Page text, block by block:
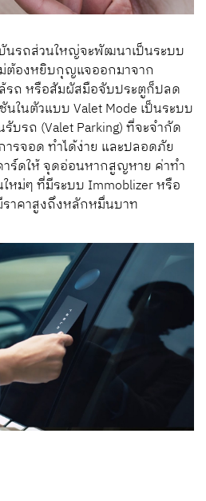
นรถส่วนใหญ่จะพัฒนาเป็นระบบ
ม่ต้องหยิบกุญแจออกมาจาก
ล้รถ หรือสัมผัสมือจับประตูก็ปลด
ในตัวแบบ Valet Mode เป็นระบบ
รถ (Valet Parking) ที่จะจำกัด
ารจอด ทำได้ง่าย และปลอดภัย
ร์ดให้ จุดอ่อนหากสูญหาย ค่าทำ
หม่ๆ ที่มีระบบ Immoblizer หรือ
ราคาสูงถึงหลักหมื่นบาท